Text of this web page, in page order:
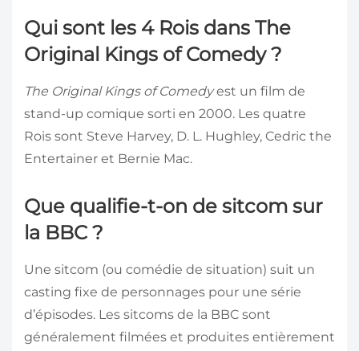
Qui sont les 4 Rois dans The
Original Kings of Comedy ?
The Original Kings of Comedy est un film de
stand-up comique sorti en 2000. Les quatre
Rois sont Steve Harvey, D. L. Hughley, Cedric the
Entertainer et Bernie Mac.
Que qualifie-t-on de sitcom sur
la BBC ?
Une sitcom (ou comédie de situation) suit un
casting fixe de personnages pour une série
d’épisodes. Les sitcoms de la BBC sont
généralement filmées et produites entièrement